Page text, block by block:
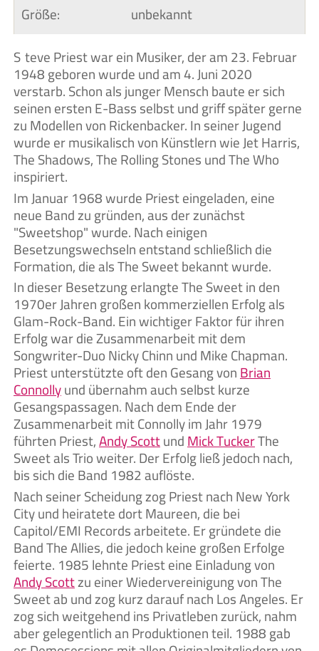
Größe:
unbekannt
Steve Priest war ein Musiker, der am 23. Februar
1948 geboren wurde und am 4. Juni 2020
verstarb. Schon als junger Mensch baute er sich
seinen ersten E-Bass selbst und griff später gerne
zu Modellen von Rickenbacker. In seiner Jugend
wurde er musikalisch von Künstlern wie Jet Harris,
The Shadows, The Rolling Stones und The Who
inspiriert.
Im Januar 1968 wurde Priest eingeladen, eine
neue Band zu gründen, aus der zunächst
"Sweetshop" wurde. Nach einigen
Besetzungswechseln entstand schließlich die
Formation, die als The Sweet bekannt wurde.
In dieser Besetzung erlangte The Sweet in den
1970er Jahren großen kommerziellen Erfolg als
Glam-Rock-Band. Ein wichtiger Faktor für ihren
Erfolg war die Zusammenarbeit mit dem
Songwriter-Duo Nicky Chinn und Mike Chapman.
Priest unterstützte oft den Gesang vonBrian
Connollyund übernahm auch selbst kurze
Gesangspassagen. Nach dem Ende der
Zusammenarbeit mit Connolly im Jahr 1979
führten Priest,Andy ScottundMick TuckerThe
Sweet als Trio weiter. Der Erfolg ließ jedoch nach,
bis sich die Band 1982 auflöste.
Nach seiner Scheidung zog Priest nach New York
City und heiratete dort Maureen, die bei
Capitol/EMI Records arbeitete. Er gründete die
Band The Allies, die jedoch keine großen Erfolge
feierte. 1985 lehnte Priest eine Einladung von
Andy Scottzu einer Wiedervereinigung von The
Sweet ab und zog kurz darauf nach Los Angeles. Er
zog sich weitgehend ins Privatleben zurück, nahm
aber gelegentlich an Produktionen teil. 1988 gab